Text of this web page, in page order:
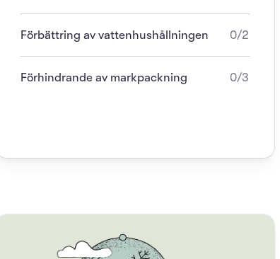
Förbättring av vattenhushållningen 0/2
Förhindrande av markpackning 0/3